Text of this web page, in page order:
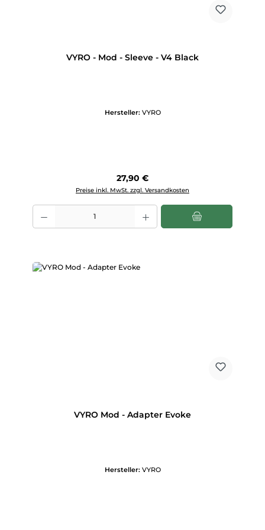
VYRO - Mod - Sleeve - V4 Black
Hersteller: VYRO
Regulärer Preis:
27,90 €
Preise inkl. MwSt. zzgl. Versandkosten
Produkt Anzahl: Gib den gewünschten Wert ein oder benutze die
VYRO Mod - Adapter Evoke
Hersteller: VYRO